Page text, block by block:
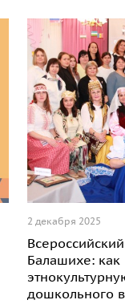
2 декабря 2025
Балашихе: как
дошкольного